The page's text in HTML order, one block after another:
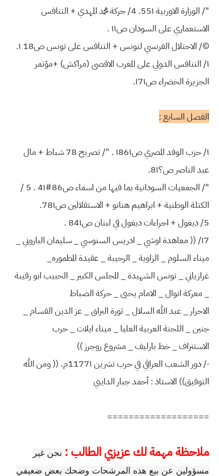
"/ الوزارة الاوربية 55١. 4/ حركة محمد المهدي + التنافس
الاستعماري على السودان ص١١ .
©/ الاحتلال الفرنسي لتونس + التنافس على تونس ص18 ١.
١/ التنافس الدولي على المغرب الاقصى (مراكش) +مؤتمر
الجزيرة الخضراء ص١7١.
الفصل السابع :
١/ حزب الوفد المصري ص١86١ . "/ تصريح 78 شباط + مال
عبد الناصر ص؟8١.
"/ الجمعيات السودانية بما فيها من اسماء ص86#4١ . 5 /
الكتلة الوطنية + ابراهيم هنانو + الاستقلالين ص78١.
5/ ديغول + اجراءات ديغول في لبنان ص84١ .
١7/ (( معاهدة اوشي _ ادريس السنوسي _ سليمان الباروني _
ميناء السلوم _ الزاوية _ الرحيبة _ عقيدة المطموره_
غرازياني _ تونس الشهيدة _ المجلس الكبير _ الحبيب ابو رقيبة
_ معركة انوال _ الامام يحيى _ حركة الضباط
الاحرار _ عبد الله السلال _ ثورة البراق _ عز الدين القسام _
جنين _ اللجنة العربية العليا _ ميناء ايلات _ حرب
الاستنزاف _ خط بارليف _ مشروع روجرز ))
٠/ دور الشعب العراقي في حرب تشرين 1177١م. (( ومن الله
التوفيق)) الاستاذ : أحمد جبار الدايني
===================
ملاحظة مهمة لك عزيزي الطالب : نحن غير
مسؤولين عن بيع هذه المرشحات وضحك بعض ضعيفي